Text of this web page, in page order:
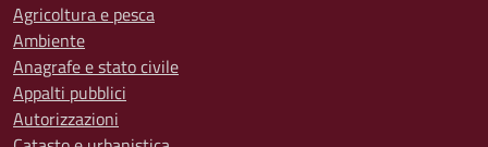
Agricoltura e pesca
Ambiente
Anagrafe e stato civile
Appalti pubblici
Autorizzazioni